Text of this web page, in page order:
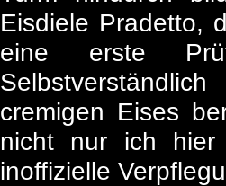
Eisdiele Pradetto,
eine erste
cremigen Eises
nicht nur ich hier
inoffizielle